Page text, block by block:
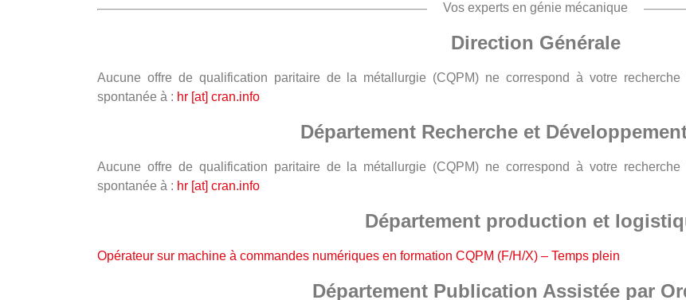
Vos experts en génie mécanique
Direction Générale
Aucune offre de qualification paritaire de la métallurgie (CQPM) ne correspond à votre
spontanée à : hr [at] cran.info
Département Recherche et
Aucune offre de qualification paritaire de la métallurgie (CQPM) ne correspond à votre
spontanée à : hr [at] cran.info
Département production et
Opérateur sur machine à commandes numériques en formation CQPM (F/H/X) – Temps plein
Département Publication Assistée par